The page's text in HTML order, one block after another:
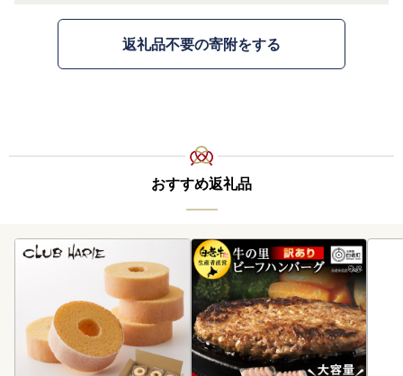
返礼品不要の寄附をする
おすすめ返礼品